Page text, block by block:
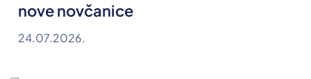
nove novčanice
24.07.2026.